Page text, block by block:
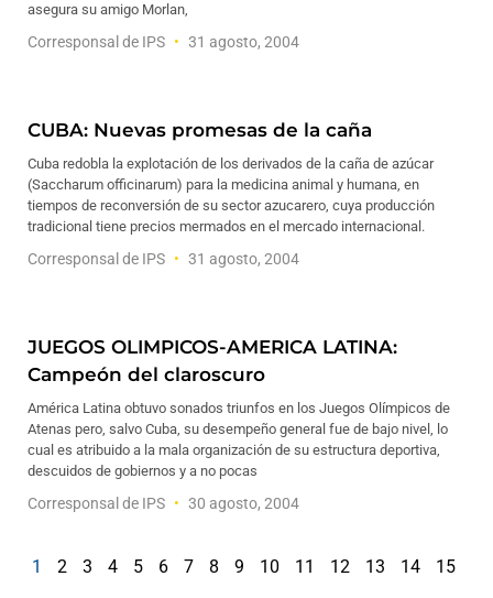
asegura su amigo Morlan,
Corresponsal de IPS 31 agosto, 2004
CUBA: Nuevas promesas de la caña
Cuba redobla la explotación de los derivados de la caña de azúcar
(Saccharum officinarum) para la medicina animal y humana, en
tiempos de reconversión de su sector azucarero, cuya producción
tradicional tiene precios mermados en el mercado internacional.
Corresponsal de IPS 31 agosto, 2004
JUEGOS OLIMPICOS-AMERICA LATINA:
Campeón del claroscuro
América Latina obtuvo sonados triunfos en los Juegos Olímpicos de
Atenas pero, salvo Cuba, su desempeño general fue de bajo nivel, lo
cual es atribuido a la mala organización de su estructura deportiva,
descuidos de gobiernos y a no pocas
Corresponsal de IPS 30 agosto, 2004
1 2 3 4 5 6 7 8 9 10 11 12 13 14 15